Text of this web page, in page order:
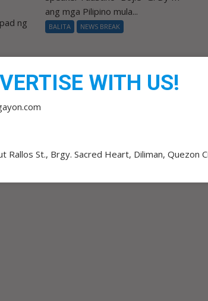
ng
ang mga Pilipino mula...
BALITA NEWS BREAK
WITH US!
Rallos St., Brgy. Sacred Heart, Diliman, Quezon